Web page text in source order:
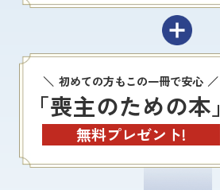
初めての方もこの一冊で安心
「喪主のための本」
無料プレゼント!